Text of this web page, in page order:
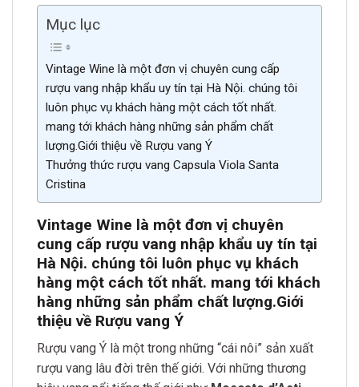
Mục lục
Vintage Wine là một đơn vị chuyên cung cấp
rượu vang nhập khẩu uy tín tại Hà Nội. chúng tôi
luôn phục vụ khách hàng một cách tốt nhất.
mang tới khách hàng những sản phẩm chất
lượng.Giới thiệu về Rượu vang Ý
Thưởng thức rượu vang Capsula Viola Santa
Cristina
Vintage Wine là một đơn vị chuyên
cung cấp rượu vang nhập khẩu uy tín tại
Hà Nội. chúng tôi luôn phục vụ khách
hàng một cách tốt nhất. mang tới khách
hàng những sản phẩm chất lượng.Giới
thiệu về Rượu vang Ý
Rượu vang Ý là một trong những “cái nôi” sản xuất
rượu vang lâu đời trên thế giới. Với những thương